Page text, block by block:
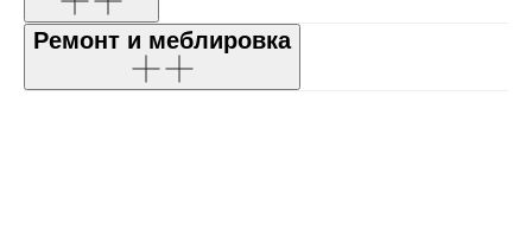
Ремонт и меблировка